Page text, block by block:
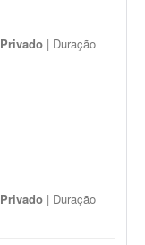
Privado | Duração
Privado | Duração